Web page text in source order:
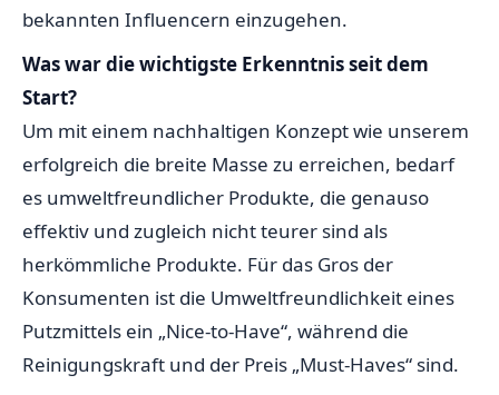
bekannten Influencern einzugehen.
Was war die wichtigste Erkenntnis seit dem
Start?
Um mit einem nachhaltigen Konzept wie unserem
erfolgreich die breite Masse zu erreichen, bedarf
es umweltfreundlicher Produkte, die genauso
effektiv und zugleich nicht teurer sind als
herkömmliche Produkte. Für das Gros der
Konsumenten ist die Umweltfreundlichkeit eines
Putzmittels ein „Nice-to-Have“, während die
Reinigungskraft und der Preis „Must-Haves“ sind.